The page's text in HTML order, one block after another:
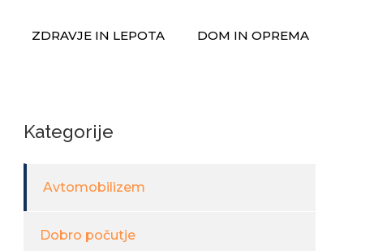
ZDRAVJE IN LEPOTA DOM IN OPREMA
Kategorije
Avtomobilizem
Dobro počutje